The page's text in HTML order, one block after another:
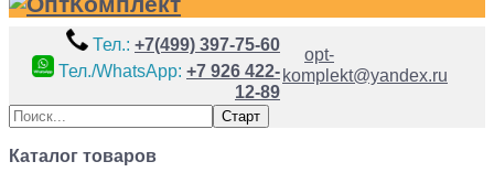
Тел.: +7(499) 397-75-60
Тел./WhatsApp: +7 926 422-
12-89
opt-
komplekt@yandex.ru
Каталог товаров